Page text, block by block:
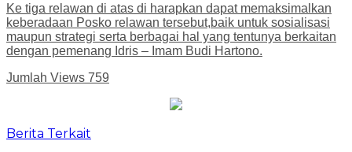
Ke tiga relawan di atas di harapkan dapat memaksimalkan
keberadaan Posko relawan tersebut,baik untuk sosialisasi
maupun strategi serta berbagai hal yang tentunya berkaitan
dengan pemenang Idris – Imam Budi Hartono.
Jumlah Views 759
Berita Terkait